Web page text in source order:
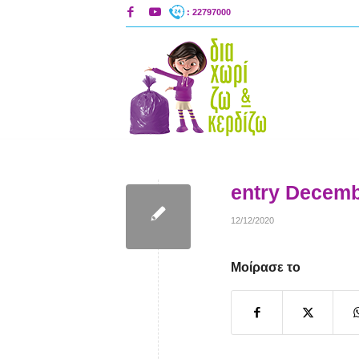
: 22797000
entry
12/12/2020
Μοίρασε το